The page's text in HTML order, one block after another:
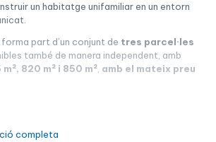
un habitatge unifamiliar en un entorn
part d’un conjunt de tres parcel·les
també de manera independent, amb
m², 820 m² i 850 m² amb el mateix preu
orientació òptima i
completa